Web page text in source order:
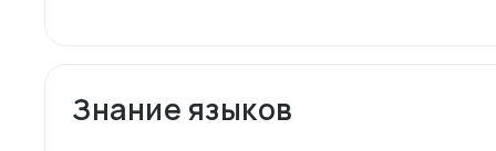
Знание языков